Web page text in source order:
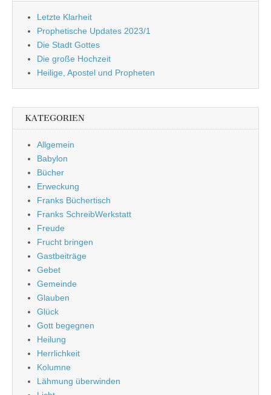
Letzte Klarheit
Prophetische Updates 2023/1
Die Stadt Gottes
Die große Hochzeit
Heilige, Apostel und Propheten
KATEGORIEN
Allgemein
Babylon
Bücher
Erweckung
Franks Büchertisch
Franks SchreibWerkstatt
Freude
Frucht bringen
Gastbeiträge
Gebet
Gemeinde
Glauben
Glück
Gott begegnen
Heilung
Herrlichkeit
Kolumne
Lähmung überwinden